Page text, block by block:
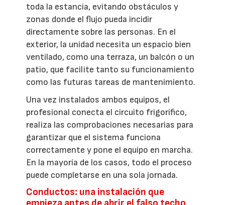
toda la estancia, evitando obstáculos y
zonas donde el flujo pueda incidir
directamente sobre las personas. En el
exterior, la unidad necesita un espacio bien
ventilado, como una terraza, un balcón o un
patio, que facilite tanto su funcionamiento
como las futuras tareas de mantenimiento.
Una vez instalados ambos equipos, el
profesional conecta el circuito frigorífico,
realiza las comprobaciones necesarias para
garantizar que el sistema funciona
correctamente y pone el equipo en marcha.
En la mayoría de los casos, todo el proceso
puede completarse en una sola jornada.
Conductos: una instalación que